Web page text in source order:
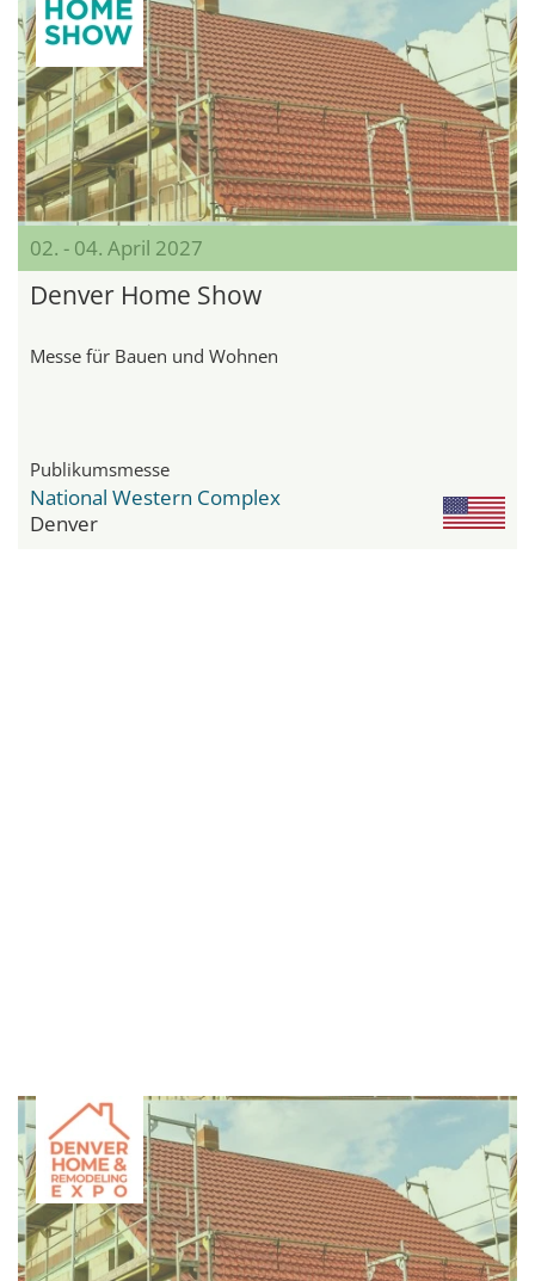
02. - 04. April 2027
Denver Home Show
Messe für Bauen und Wohnen
Publikumsmesse
National Western Complex
Denver